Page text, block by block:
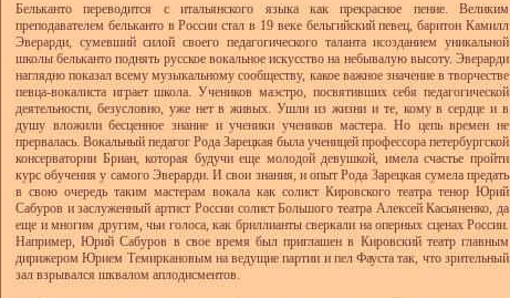
Бельканто переводится с итальянского языка как прекрасное пение. Великим
преподавателем бельканто в России стал в 19 веке бельгийский певец, баритон Камилл
Эверарди, сумевший силой своего педагогического таланта исозданием уникальной
школы бельканто поднять русское вокальное искусство на небывалую высоту. Эверарди
наглядно показал всему музыкальному сообществу, какое важное значение в творчестве
певца-вокалиста играет школа. Учеников маэстро, посвятивших себя педагогической
деятельности, безусловно, уже нет в живых. Ушли из жизни и те, кому в сердце и в
душу вложили бесценное знание и ученики учеников мастера. Но цепь времен не
прервалась. Вокальный педагог Рода Зарецкая была ученицей профессора петербургской
консерватории Бриан, которая будучи еще молодой девушкой, имела счастье пройти
курс обучения у самого Эверарди. И свои знания, и опыт Рода Зарецкая сумела предать
в свою очередь таким мастерам вокала как солист Кировского театра тенор Юрий
Сабуров и заслуженный артист России солист Большого театра Алексей Касьяненко, да
еще и многим другим, чьи голоса, как бриллианты сверкали на оперных сценах России.
Например, Юрий Сабуров в свое время был приглашен в Кировский театр главным
дирижером Юрием Темиркановым на ведущие партии и пел Фауста так, что зрительный
зал взрывался шквалом аплодисментов.